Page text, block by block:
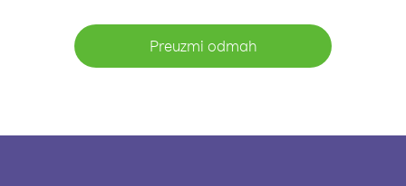
Preuzmi odmah